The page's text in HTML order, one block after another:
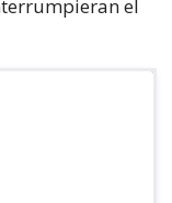
el